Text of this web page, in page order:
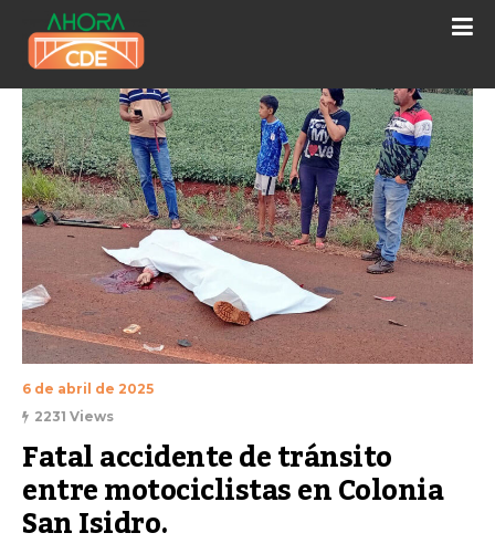
6 de abril de 2025
2231 Views
Fatal accidente de tránsito
entre motociclistas en Colonia
San Isidro.